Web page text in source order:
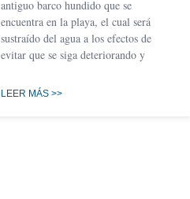
antiguo barco hundido que se
encuentra en la playa, el cual será
sustraído del agua a los efectos de
evitar que se siga deteriorando y
LEER MÁS >>